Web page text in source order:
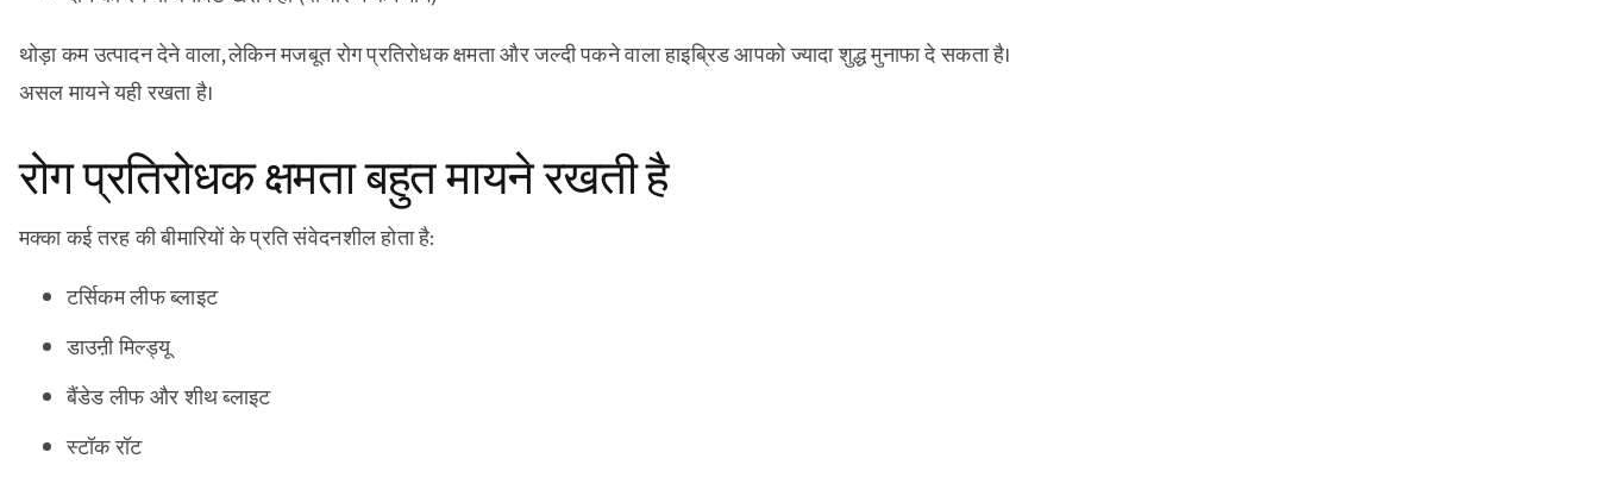
थोड़ा कम उत्पादन देने वाला, लेकिन मजबूत रोग प्रतिरोधक क्षमता और जल्दी पकने वाला हाइब्रिड आपको ज्यादा शुद्ध मुनाफा दे सकता है।
असल मायने यही रखता है।
रोग प्रतिरोधक क्षमता बहुत मायने रखती है
मक्का कई तरह की बीमारियों के प्रति संवेदनशील होता है:
टर्सिकम लीफ ब्लाइट
डाउऩी मिल्ड्यू
बैंडेड लीफ और शीथ ब्लाइट
स्टॉक रॉट